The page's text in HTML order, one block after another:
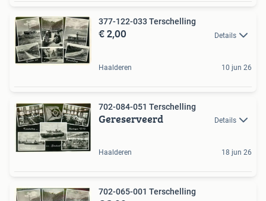
377-122-033 Terschelling
€ 2,00 Details
Haalderen 10 jun 26
702-084-051 Terschelling
Gereserveerd Details
Haalderen 18 jun 26
702-065-001 Terschelling